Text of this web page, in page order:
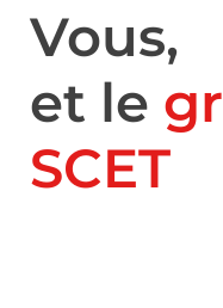
Vous,
et le
SCET